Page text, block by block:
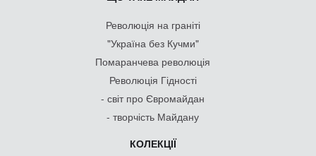
Революція на граніті
"Україна без Кучми"
Помаранчева революція
Революція Гідності
- світ про Євромайдан
- творчість Майдану
КОЛЕКЦІЇ